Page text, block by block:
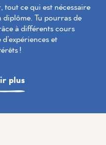
tout ce qui est nécessaire
diplôme. Tu pourras de
à différents cours
et
!
plus